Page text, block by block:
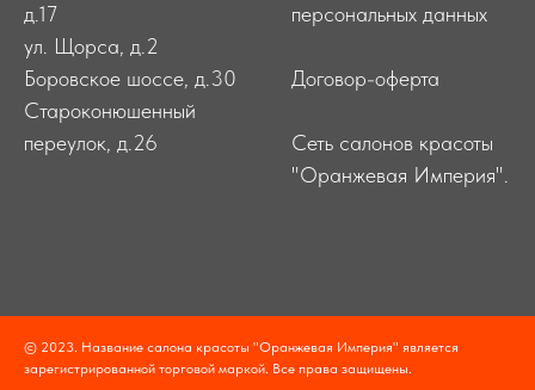
д.17
ул. Щорса, д.2
Боровское шоссе, д.30
Староконюшенный
переулок, д.26
персональных данных
Договор-оферта
Сеть салонов красоты
"Оранжевая Империя".
© 2023. Название салона красоты "Оранжевая Империя" является
зарегистрированной торговой маркой. Все права защищены.